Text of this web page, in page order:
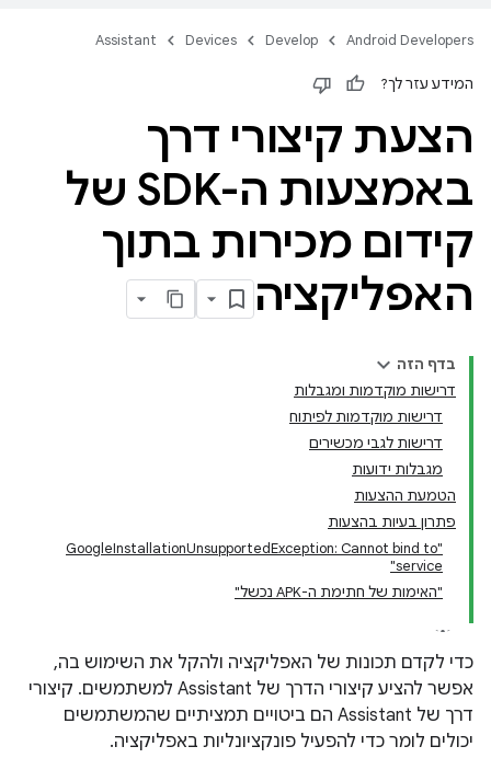
Android Developers
Develop
Devices
Assistant
המידע עזר לך?
הצעת קיצורי דרך
באמצעות ה-SDK של
קידום מכירות בתוך
האפליקציה
בדף הזה
דרישות מוקדמות ומגבלות
דרישות מוקדמות לפיתוח
דרישות לגבי מכשירים
מגבלות ידועות
הטמעת ההצעות
פתרון בעיות בהצעות
"GoogleInstallationUnsupportedException: Cannot bind to
service"
"האימות של חתימת ה-APK נכשל"
כדי לקדם תכונות של האפליקציה ולהקל את השימוש בה,
אפשר להציע קיצורי הדרך של Assistant למשתמשים. קיצורי
דרך של Assistant הם ביטויים תמציתיים שהמשתמשים
יכולים לומר כדי להפעיל פונקציונליות באפליקציה.